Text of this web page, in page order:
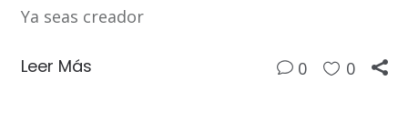
Ya seas creador
Leer Más 0 0